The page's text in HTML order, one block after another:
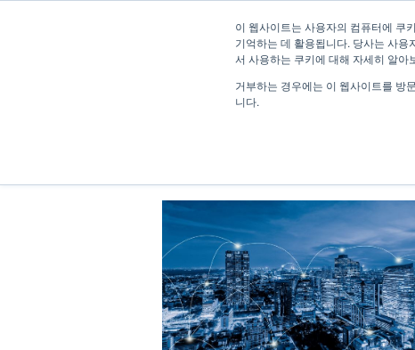
이 웹사이트는 사용자의 컴퓨터에 쿠
기억하는 데 활용됩니다. 당사는 사
서 사용하는 쿠키에 대해 자세히 알아
거부하는 경우에는 이 웹사이트를 방
니다.